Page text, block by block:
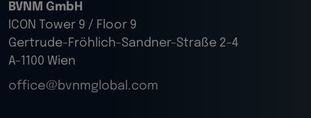
BVNM GmbH
ICON Tower 9 / Floor 9
Gertrude-Fröhlich-Sandner-Straße 2-4
A-1100 Wien
office@bvnmglobal.com